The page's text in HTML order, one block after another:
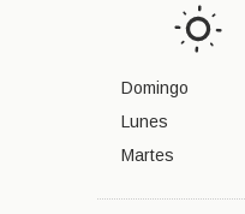
Domingo
Lunes
Martes